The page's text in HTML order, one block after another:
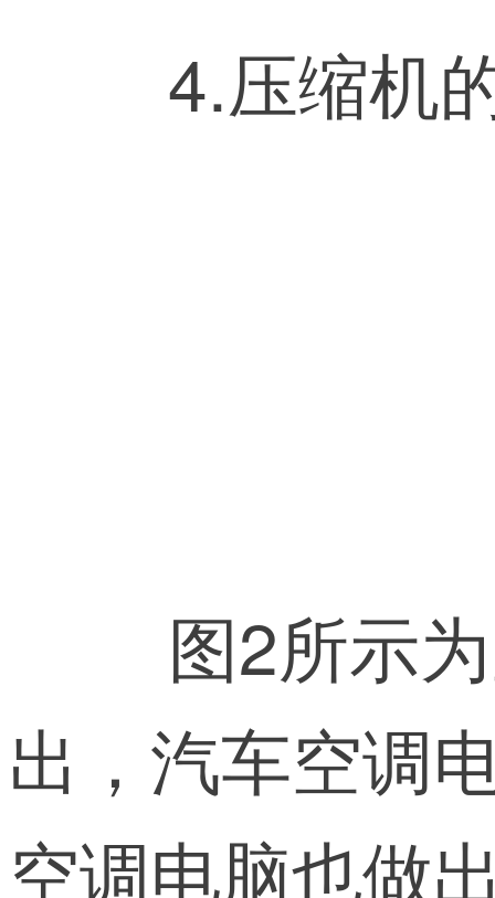
4.压缩机
图2所示
出，汽车空调
空调电脑也做